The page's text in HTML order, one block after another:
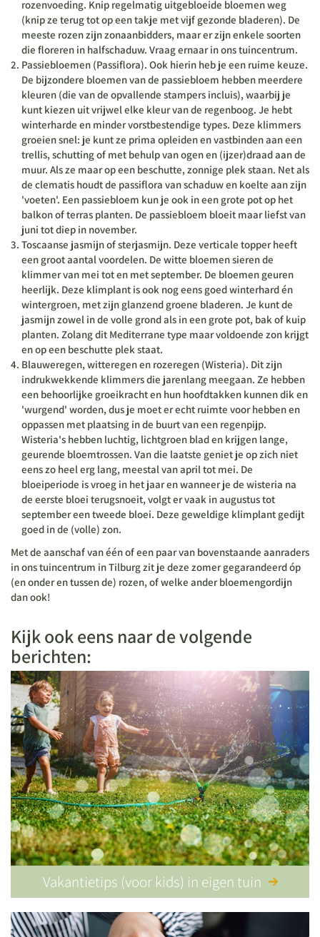
rozenvoeding. Knip regelmatig uitgebloeide bloemen weg
(knip ze terug tot op een takje met vijf gezonde bladeren). De
meeste rozen zijn zonaanbidders, maar er zijn enkele soorten
die floreren in halfschaduw. Vraag ernaar in ons tuincentrum.
Passiebloemen (Passiflora). Ook hierin heb je een ruime keuze.
De bijzondere bloemen van de passiebloem hebben meerdere
kleuren (die van de opvallende stampers incluis), waarbij je
kunt kiezen uit vrijwel elke kleur van de regenboog. Je hebt
winterharde en minder vorstbestendige types. Deze klimmers
groeien snel: je kunt ze prima opleiden en vastbinden aan een
trellis, schutting of met behulp van ogen en (ijzer)draad aan de
muur. Als ze maar op een beschutte, zonnige plek staan. Net als
de clematis houdt de passiflora van schaduw en koelte aan zijn
'voeten'. Een passiebloem kun je ook in een grote pot op het
balkon of terras planten. De passiebloem bloeit maar liefst van
juni tot diep in november.
Toscaanse jasmijn of sterjasmijn. Deze verticale topper heeft
een groot aantal voordelen. De witte bloemen sieren de
klimmer van mei tot en met september. De bloemen geuren
heerlijk. Deze klimplant is ook nog eens goed winterhard én
wintergroen, met zijn glanzend groene bladeren. Je kunt de
jasmijn zowel in de volle grond als in een grote pot, bak of kuip
planten. Zolang dit Mediterrane type maar voldoende zon krijgt
en op een beschutte plek staat.
Blauweregen, witteregen en rozeregen (Wisteria). Dit zijn
indrukwekkende klimmers die jarenlang meegaan. Ze hebben
een behoorlijke groeikracht en hun hoofdtakken kunnen dik en
'wurgend' worden, dus je moet er echt ruimte voor hebben en
oppassen met plaatsing in de buurt van een regenpijp.
Wisteria's hebben luchtig, lichtgroen blad en krijgen lange,
geurende bloemtrossen. Van die laatste geniet je op zich niet
eens zo heel erg lang, meestal van april tot mei. De
bloeiperiode is vroeg in het jaar en wanneer je de wisteria na
de eerste bloei terugsnoeit, volgt er vaak in augustus tot
september een tweede bloei. Deze geweldige klimplant gedijt
goed in de (volle) zon.
Met de aanschaf van één of een paar van bovenstaande aanraders
in ons tuincentrum in Tilburg zit je deze zomer gegarandeerd óp
(en onder en tussen de) rozen, of welke ander bloemengordijn
dan ook!
Kijk ook eens naar de volgende
berichten:
Vakantietips (voor kids) in eigen tuin